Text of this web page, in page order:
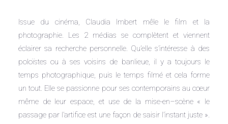
ALL THAT IS SOLID MELTS INTO AIR
LA FAMILLE INCERTAINE
LA ZONE PAVILLONNAIRE
LE CERCLE
Issue du cinéma, Claudia Imbert mêle le film et la
photographie. Les 2 médias se complètent et viennent
éclairer sa recherche personnelle. Qu’elle s’intéresse à des
poloïstes ou à ses voisins de banlieue, il y a toujours le
temps photographique, puis le temps filmé et cela forme
un tout. Elle se passionne pour ses contemporains au cœur
même de leur espace, et use de la mise-en–scène « le
passage par l’artifice est une façon de saisir l’instant juste ».